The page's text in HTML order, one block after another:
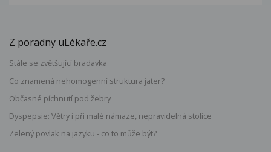
Z poradny uLékaře.cz
Stále se zvětšující bradavka
Co znamená nehomogenní struktura jater?
Občasné píchnutí pod žebry
Dyspepsie: Větry i při malé námaze, nepravidelná stolice
Zelený povlak na jazyku - co to může být?